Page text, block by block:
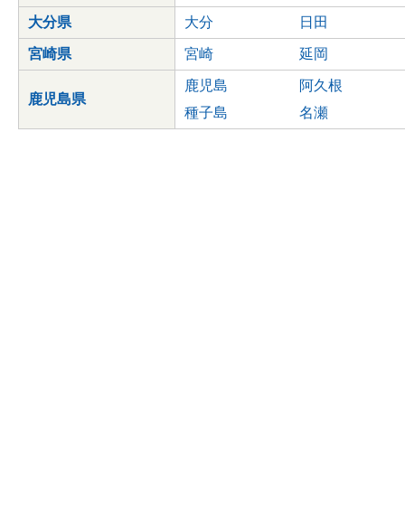
大分県 大分 日田
宮崎県 宮崎 延岡
鹿児島県
鹿児島
阿久根
種子島
名瀬